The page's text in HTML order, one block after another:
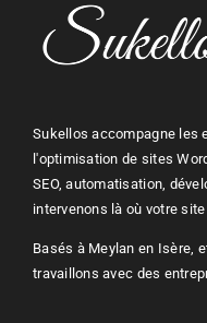
Sukellos accompagne les
l'optimisation de sites
SEO, automatisation,
intervenons là où votre
Basés à Meylan en Isère,
travaillons avec des